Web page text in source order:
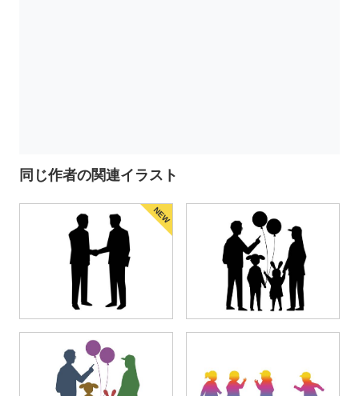
同じ作者の関連イラスト
NEW